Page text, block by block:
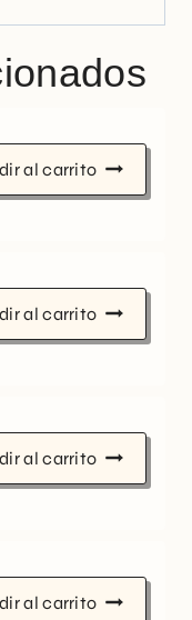
al carrito
al carrito
al carrito
al carrito